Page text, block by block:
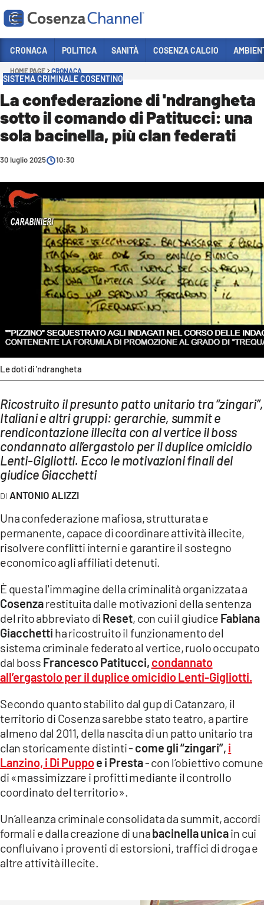
Sezioni
POLITICA
COSENZA CALCIO
ECONOMIA E LAVORO
SANITÀ
SPORT
CULTURA
AMBIENTE
Streaming
LAC NETWORK
LAC ONAIR
Network
LACPLAY.IT
LACTV.IT
LACONAIR.IT
COSENZACHANNEL.IT
ILVIBONESE.IT
LACAPITALENEWS.IT
App
ANDROID
APPLE
CRONACA POLITICA SANITÀ COSENZA CALCIO
HOME PAGE CRONACA
SISTEMA CRIMINALE COSENTINO
La confederazione di 'ndrangheta
sotto il comando di Patitucci: una
sola bacinella, più clan federati
Le doti di 'ndrangheta
30 luglio 2025 10:30
Ricostruito il presunto patto unitario tra “zingari”,
Italiani e altri gruppi: gerarchie, summit e
rendicontazione illecita con al vertice il boss
condannato all’ergastolo per il duplice omicidio
Lenti-Gigliotti. Ecco le motivazioni finali del
giudice Giacchetti
ANTONIO ALIZZI
Una confederazione mafiosa, strutturata e
permanente, capace di coordinare attività illecite,
risolvere conflitti interni e garantire il sostegno
economico agli affiliati detenuti.
È questa l'immagine della criminalità organizzata a
Cosenzarestituita dalle motivazioni della sentenza
del rito abbreviato di Reset, con cui il giudice Fabiana
Giacchetti ha ricostruito il funzionamento del
sistema criminale federato al vertice, ruolo occupato
dal boss Francesco Patitucci, condannato
all’ergastolo per il duplice omicidio Lenti-Gigliotti.
Secondo quanto stabilito dal gup di Catanzaro, il
territorio di Cosenza sarebbe stato teatro, a partire
almeno dal 2011, della nascita di un patto unitario tra
clan storicamente distinti - come gli “zingari”, i
Lanzino, i Di Puppoe i Presta- con l’obiettivo comune
di «massimizzare i profitti mediante il controllo
coordinato del territorio».
Un’alleanza criminale consolidata da summit, accordi
formali e dalla creazione di unabacinellaunicain cui
confluivano i proventi di estorsioni, traffici di droga e
altre attività illecite.